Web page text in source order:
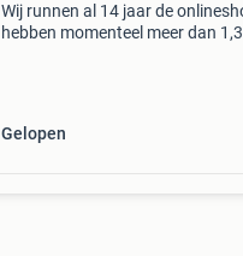
Wij runnen al 14 jaar de
hebben momenteel meer dan
Gelopen